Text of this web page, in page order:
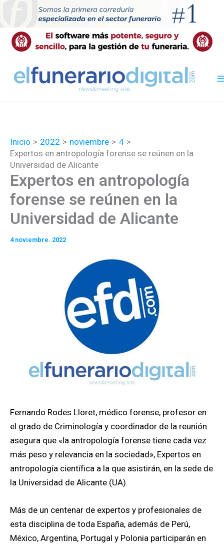
contenido
Inicio 2022 noviembre
4
Expertos en antropología forense se reúnen en la
Universidad de Alicante
Expertos en antropología
forense se reúnen en la
Universidad de Alicante
4 noviembre. 2022
Fernando Rodes Lloret, médico forense, profesor en
el grado de Criminología y coordinador de la reunión
asegura que «la antropología forense tiene cada vez
más peso y relevancia en la sociedad», Expertos en
antropología científica a la que asistirán, en la sede de
la Universidad de Alicante (UA).
Más de un centenar de expertos y profesionales de
esta disciplina de toda España, además de Perú,
México, Argentina, Portugal y Polonia participarán en